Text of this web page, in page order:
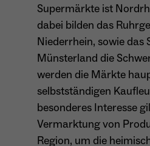
Supermärkte ist
dabei bilden das
Niederrhein, sowie das
Münsterland die
werden die Märkte
selbstständigen
besonderes Interesse
Vermarktung von
Region, um die